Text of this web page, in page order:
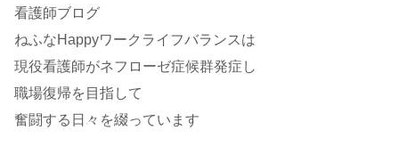
看護師ブログ
ねふなHappyワークライフバランスは
現役看護師がネフローゼ症候群発症し
職場復帰を目指して
奮闘する日々を綴っています